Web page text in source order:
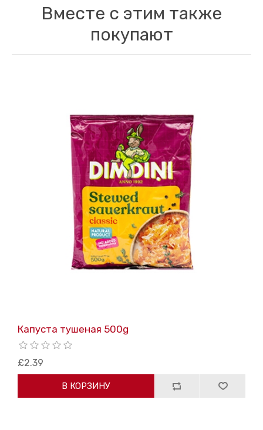
Вместе с этим также
покупают
Капуста тушеная 500g
£2.39
В КОРЗИНУ